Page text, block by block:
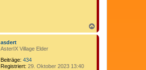
a
c
asdert
AsterIX Village Elder
Beiträge: 434
Registriert: 29. Oktober 2023 13:40